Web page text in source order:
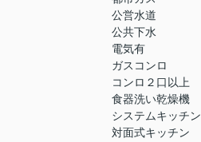
公営水道
公共下水
電気有
ガスコンロ
コンロ２口以上
食器洗い乾燥機
システムキッチン
対面式キッチン